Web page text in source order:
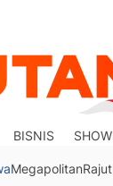
BISNIS
MegapolitanRajut